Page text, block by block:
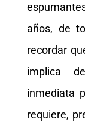
años, de
recordar
implica
inmediata
requiere,